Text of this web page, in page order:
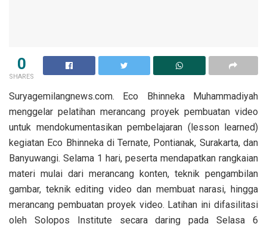
0
SHARES
Suryagemilangnews.com. Eco Bhinneka Muhammadiyah
menggelar pelatihan merancang proyek pembuatan video
untuk mendokumentasikan pembelajaran (lesson learned)
kegiatan Eco Bhinneka di Ternate, Pontianak, Surakarta, dan
Banyuwangi. Selama 1 hari, peserta mendapatkan rangkaian
materi mulai dari merancang konten, teknik pengambilan
gambar, teknik editing video dan membuat narasi, hingga
merancang pembuatan proyek video. Latihan ini difasilitasi
oleh Solopos Institute secara daring pada Selasa 6